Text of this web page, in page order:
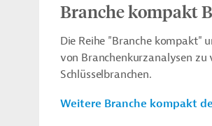
Branche kompakt
Die Reihe "Branche kompakt"
von Branchenkurzanalysen zu
Schlüsselbranchen.
Weitere Branche kompakt